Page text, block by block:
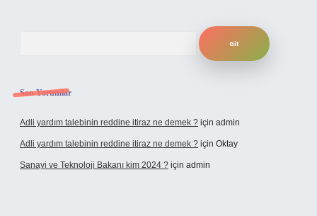
Son Yorumlar
Adli yardım talebinin reddine itiraz ne demek ? için admin
Adli yardım talebinin reddine itiraz ne demek ? için Oktay
Sanayi ve Teknoloji Bakanı kim 2024 ? için admin